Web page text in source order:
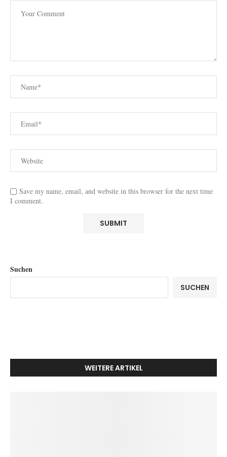
Save my name, email, and website in this browser for the next time
I comment.
Suchen
SUCHEN
WEITERE ARTIKEL